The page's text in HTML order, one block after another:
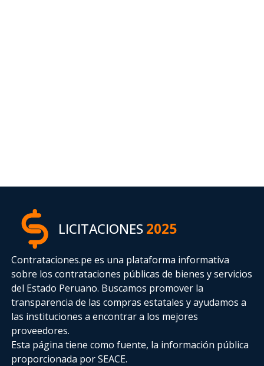
LICITACIONES2025
Contrataciones.pe es una plataforma informativa
sobre los contrataciones públicas de bienes y servicios
del Estado Peruano. Buscamos promover la
transparencia de las compras estatalesy ayudamos a
las instituciones a encontrar a los mejores
proveedores.
Esta página tiene como fuente, la información pública
proporcionada por SEACE.